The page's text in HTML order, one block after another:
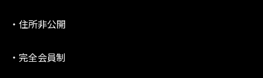
・住所非公開
・完全会員制